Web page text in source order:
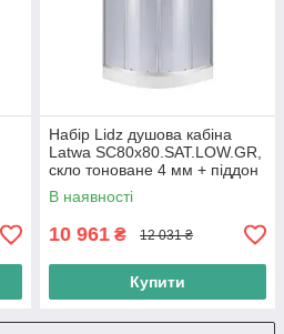
Набір Lidz душова кабіна
Latwa SC80x80.SAT.LOW.GR,
скло тоноване 4 мм + піддон
Kupala
В наявності
10 961 ₴ 12 031 ₴
Купити